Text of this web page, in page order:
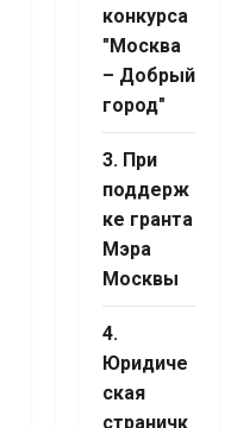
конкурса
"Москва
– Добрый
город"
3. При
поддерж
ке гранта
Мэра
Москвы
4.
Юридиче
ская
страничк